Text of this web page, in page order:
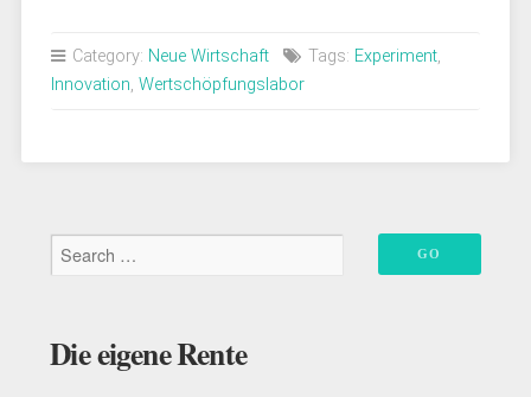
die
Das
Category: Neue Wirtschaft Tags: Experiment,
Innovation, Wertschöpfungslabor
Die eigene Rente